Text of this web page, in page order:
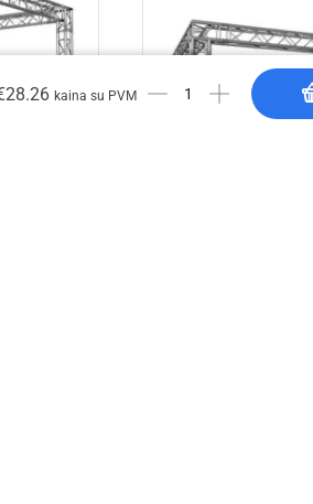
28.26 kaina su PVM